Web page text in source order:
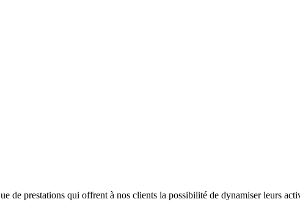
de prestations qui offrent à nos clients la possibilité de dynamiser leurs